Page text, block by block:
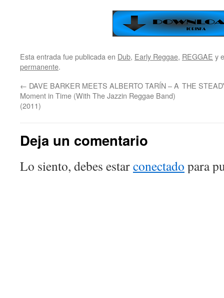
Esta entrada fue publicada en Dub, Early Reggae, REGGAE y
permanente.
← DAVE BARKER MEETS ALBERTO TARÍN – A
Moment in Time (With The Jazzin Reggae Band)
(2011)
THE
Deja un comentario
Lo siento, debes estarconectado para